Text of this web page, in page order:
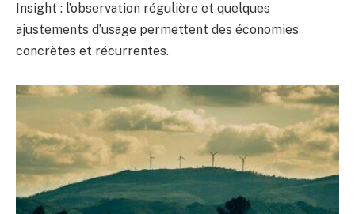
Insight : l’observation régulière et quelques
ajustements d’usage permettent des économies
concrètes et récurrentes.